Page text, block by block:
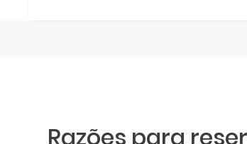
Razões para